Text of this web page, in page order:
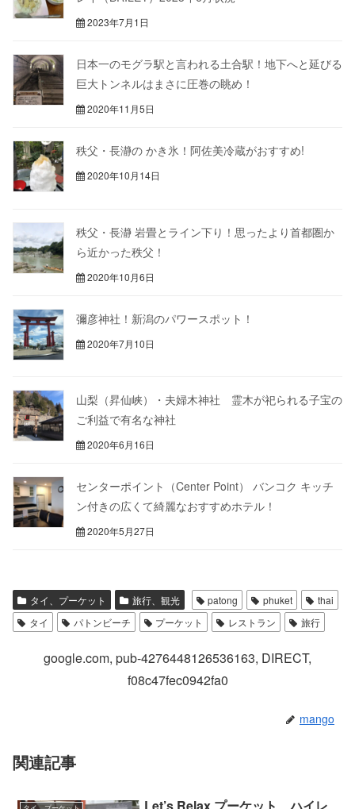
2023年7月1日
日本一のモグラ駅と言われる土合駅！地下へと延びる
巨大トンネルはまさに圧巻の眺め！
2020年11月5日
秩父・長瀞の かき氷！阿佐美冷蔵がおすすめ!
2020年10月14日
秩父・長瀞 岩畳とライン下り！思ったより首都圏か
ら近かった秩父！
2020年10月6日
彌彦神社！新潟のパワースポット！
2020年7月10日
山梨（昇仙峡）・夫婦木神社 霊木が祀られる子宝の
ご利益で有名な神社
2020年6月16日
センターポイント（Center Point） バンコク キッチ
ン付きの広くて綺麗なおすすめホテル！
2020年5月27日
タイ、プーケット 旅行、観光 patong phuket
thai
タイ
パトンビーチ プーケット レストラン 旅行
google.com, pub-4276448126536163, DIRECT,
f08c47fec0942fa0
mango
関連記事
Let’s Relax プーケット ハイレ